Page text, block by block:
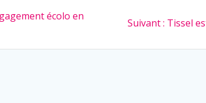
écolo en
Suivant : Tissel